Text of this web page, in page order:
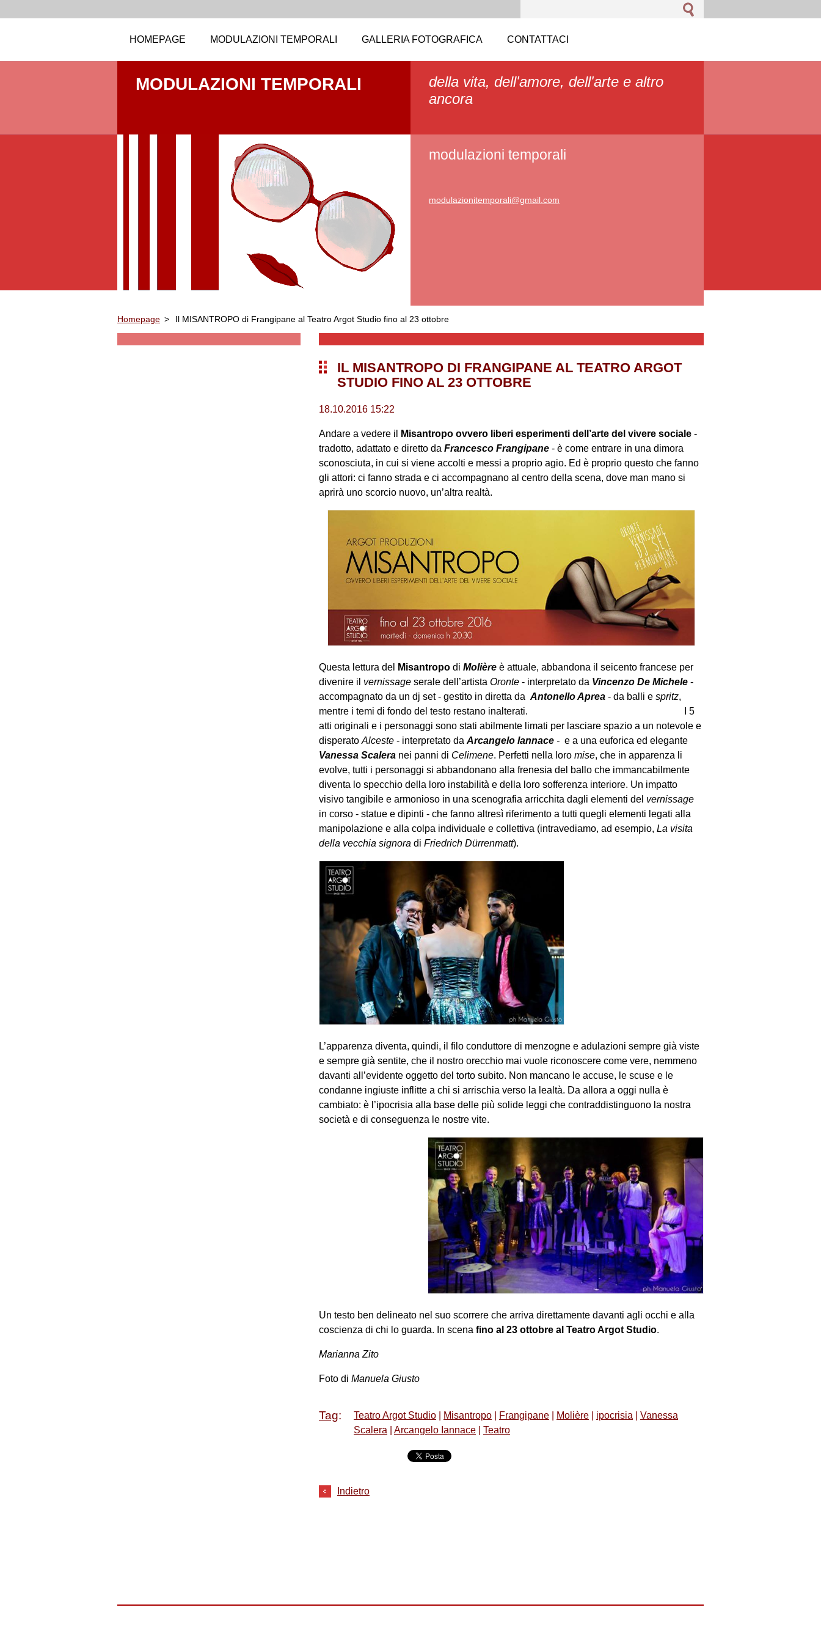
HOMEPAGE MODULAZIONI TEMPORALI GALLERIA FOTOGRAFICA CONTATTACI
MODULAZIONI TEMPORALI
della vita, dell'amore, dell'arte e altro
ancora
modulazioni temporali
modulazionitemporali@gmail.com
Homepage > Il MISANTROPO di Frangipane al Teatro Argot Studio fino al 23 ottobre
IL MISANTROPO DI FRANGIPANE AL TEATRO ARGOT
STUDIO FINO AL 23 OTTOBRE
18.10.2016 15:22
Andare a vedere il Misantropo ovvero liberi esperimenti dell’arte del vivere sociale -
tradotto, adattato e diretto da Francesco Frangipane - è come entrare in una dimora
sconosciuta, in cui si viene accolti e messi a proprio agio. Ed è proprio questo che fanno
gli attori: ci fanno strada e ci accompagnano al centro della scena, dove man mano si
aprirà uno scorcio nuovo, un’altra realtà.
Questa lettura del Misantropo di Molière è attuale, abbandona il seicento francese per
divenire il vernissage serale dell’artista Oronte - interpretato da Vincenzo De Michele -
accompagnato da un dj set - gestito in diretta da Antonello Aprea - da balli e spritz,
mentre i temi di fondo del testo restano inalterati. I 5
atti originali e i personaggi sono stati abilmente limati per lasciare spazio a un notevole e
disperato Alceste - interpretato da Arcangelo Iannace - e a una euforica ed elegante
Vanessa Scalera nei panni di Celimene. Perfetti nella loro mise, che in apparenza li
evolve, tutti i personaggi si abbandonano alla frenesia del ballo che immancabilmente
diventa lo specchio della loro instabilità e della loro sofferenza interiore. Un impatto
visivo tangibile e armonioso in una scenografia arricchita dagli elementi del vernissage
in corso - statue e dipinti - che fanno altresì riferimento a tutti quegli elementi legati alla
manipolazione e alla colpa individuale e collettiva (intravediamo, ad esempio, La visita
della vecchia signora di Friedrich Dürrenmatt).
L’apparenza diventa, quindi, il filo conduttore di menzogne e adulazioni sempre già viste
e sempre già sentite, che il nostro orecchio mai vuole riconoscere come vere, nemmeno
davanti all’evidente oggetto del torto subito. Non mancano le accuse, le scuse e le
condanne ingiuste inflitte a chi si arrischia verso la lealtà. Da allora a oggi nulla è
cambiato: è l’ipocrisia alla base delle più solide leggi che contraddistinguono la nostra
società e di conseguenza le nostre vite.
Un testo ben delineato nel suo scorrere che arriva direttamente davanti agli occhi e alla
coscienza di chi lo guarda. In scena fino al 23 ottobre al Teatro Argot Studio.
Marianna Zito
Foto di Manuela Giusto
Tag: Teatro Argot Studio Misantropo Frangipane Molière ipocrisia
Vanessa
Scalera
Arcangelo Iannace Teatro
Indietro